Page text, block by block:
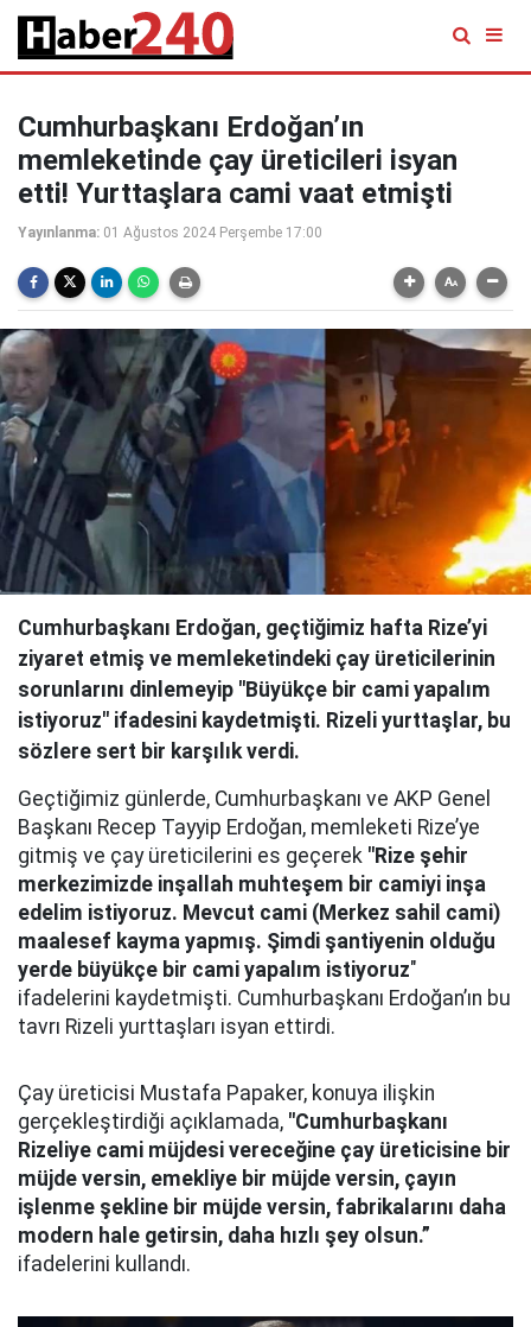
Cumhurbaşkanı Erdoğan’ın
memleketinde çay üreticileri isyan
etti! Yurttaşlara cami vaat etmişti
Yayınlanma: 01 Ağustos 2024 Perşembe 17:00
Cumhurbaşkanı Erdoğan, geçtiğimiz hafta Rize’yi
ziyaret etmiş ve memleketindeki çay üreticilerinin
sorunlarını dinlemeyip "Büyükçe bir cami yapalım
istiyoruz" ifadesini kaydetmişti. Rizeli yurttaşlar, bu
sözlere sert bir karşılık verdi.
Geçtiğimiz günlerde, Cumhurbaşkanı ve AKP Genel
Başkanı Recep Tayyip Erdoğan, memleketi Rize’ye
gitmiş ve çay üreticilerini es geçerek "Rize şehir
merkezimizde inşallah muhteşem bir camiyi inşa
edelim istiyoruz. Mevcut cami (Merkez sahil cami)
maalesef kayma yapmış. Şimdi şantiyenin olduğu
yerde büyükçe bir cami yapalım istiyoruz"
ifadelerini kaydetmişti. Cumhurbaşkanı Erdoğan’ın bu
tavrı Rizeli yurttaşları isyan ettirdi.
Çay üreticisi Mustafa Papaker, konuya ilişkin
gerçekleştirdiği açıklamada, "Cumhurbaşkanı
Rizeliye cami müjdesi vereceğine çay üreticisine bir
müjde versin, emekliye bir müjde versin, çayın
işlenme şekline bir müjde versin, fabrikalarını daha
modern hale getirsin, daha hızlı şey olsun.”
ifadelerini kullandı.